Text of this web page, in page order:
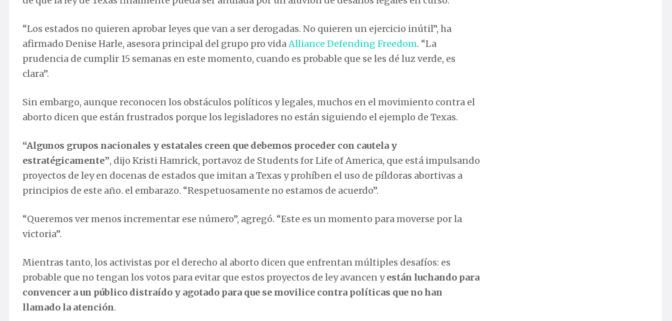
“Los estados no quieren aprobar leyes que van a ser derogadas. No quieren un ejercicio inútil”, ha
afirmado Denise Harle, asesora principal del grupo pro vidaAlliance Defending Freedom. “La
prudencia de cumplir 15 semanas en este momento, cuando es probable que se les dé luz verde, es
clara”.
Sin embargo, aunque reconocen los obstáculos políticos y legales, muchos en el movimiento contra el
aborto dicen que están frustrados porque los legisladores no están siguiendo el ejemplo de Texas.
“Algunos grupos nacionales y estatales creen que debemos proceder con cautela y
estratégicamente”, dijo Kristi Hamrick, portavoz de Students for Life of America, que está impulsando
proyectos de ley en docenas de estados que imitan a Texas y prohíben el uso de píldoras abortivas a
principios de este año. el embarazo. “Respetuosamente no estamos de acuerdo”.
“Queremos ver menos incrementar ese número”, agregó. “Este es un momento para moverse por la
victoria”.
Mientras tanto, los activistas por el derecho al aborto dicen que enfrentan múltiples desafíos: es
probable que no tengan los votos para evitar que estos proyectos de ley avancen yestán luchando para
convencer a un público distraído y agotado para que se movilice contra políticas que no han
llamado la atención.